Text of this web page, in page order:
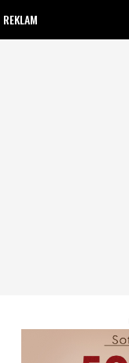
REKLAM